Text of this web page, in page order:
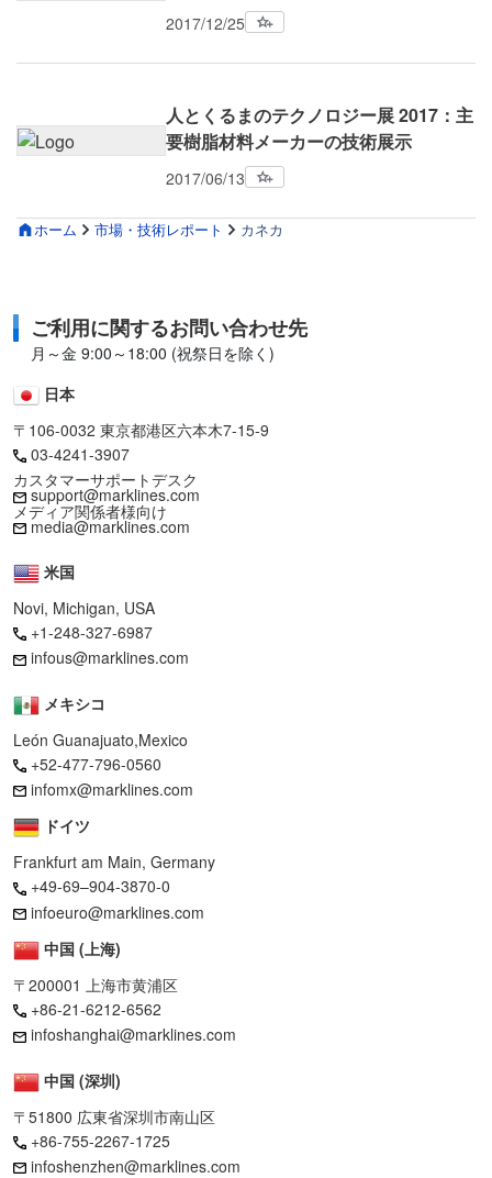
ホーム 市場・技術レポート カネカ
2017/12/25
人とくるまのテクノロジー展 2017：主
要樹脂材料メーカーの技術展示
2017/06/13
ご利用に関するお問い合わせ先
月～金 9:00～18:00 (祝祭日を除く)
日本
〒106-0032 東京都港区六本木7-15-9
03-4241-3907
カスタマーサポートデスク
support@marklines.com
メディア関係者様向け
media@marklines.com
米国
Novi, Michigan, USA
+1-248-327-6987
infous@marklines.com
メキシコ
León Guanajuato,Mexico
+52-477-796-0560
infomx@marklines.com
ドイツ
Frankfurt am Main, Germany
+49-69–904-3870-0
infoeuro@marklines.com
中国 (上海)
〒200001 上海市黄浦区
+86-21-6212-6562
infoshanghai@marklines.com
中国 (深圳)
〒51800 広東省深圳市南山区
+86-755-2267-1725
infoshenzhen@marklines.com